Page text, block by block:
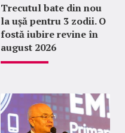
Trecutul bate din nou
la ușă pentru 3 zodii. O
fostă iubire revine în
august 2026